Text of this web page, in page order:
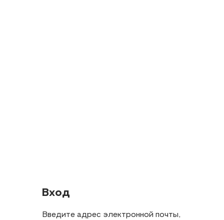
Вход
Введите адрес электронной почты,